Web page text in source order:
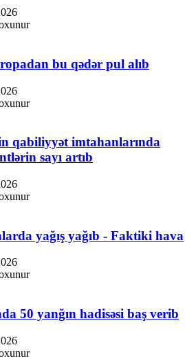
bu qədər pul alıb
qabiliyyət imtahanlarında
sayı artıb
yağış yağıb - Faktiki hava
50 yanğın hadisəsi baş verib